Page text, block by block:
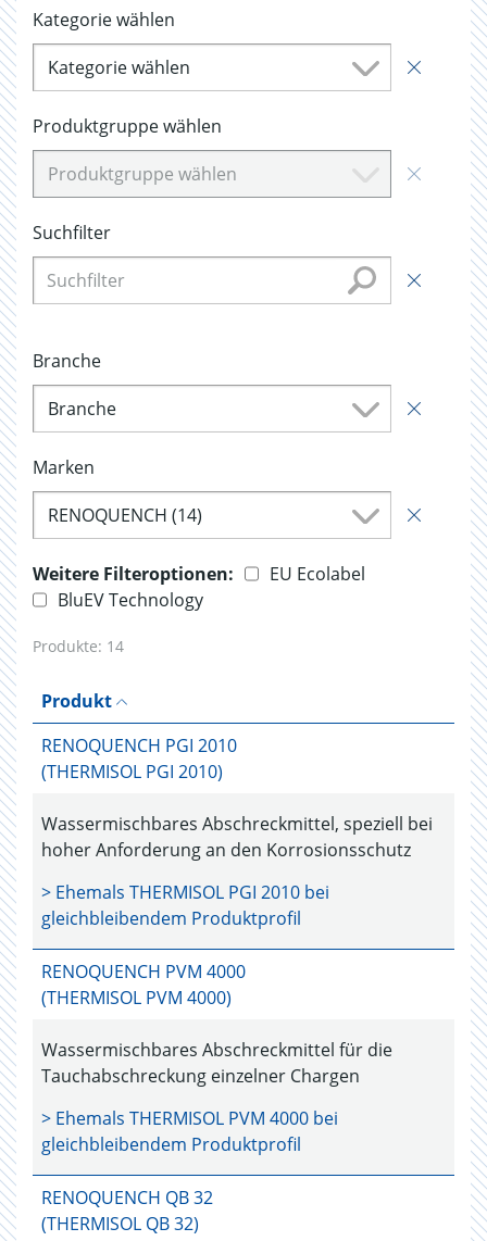
Kategorie wählen
Kategorie wählen
Produktgruppe wählen
Produktgruppe wählen
Suchfilter
Branche
Branche
Marken
RENOQUENCH (14)
Weitere Filteroptionen:
EU Ecolabel
BluEV Technology
Produkte: 14
Produkt
RENOQUENCH PGI 2010
(THERMISOL PGI 2010)
Wassermischbares Abschreckmittel, speziell bei
hoher Anforderung an den Korrosionsschutz
> Ehemals THERMISOL PGI 2010 bei
gleichbleibendem Produktprofil
RENOQUENCH PVM 4000
(THERMISOL PVM 4000)
Wassermischbares Abschreckmittel für die
Tauchabschreckung einzelner Chargen
> Ehemals THERMISOL PVM 4000 bei
gleichbleibendem Produktprofil
RENOQUENCH QB 32
(THERMISOL QB 32)